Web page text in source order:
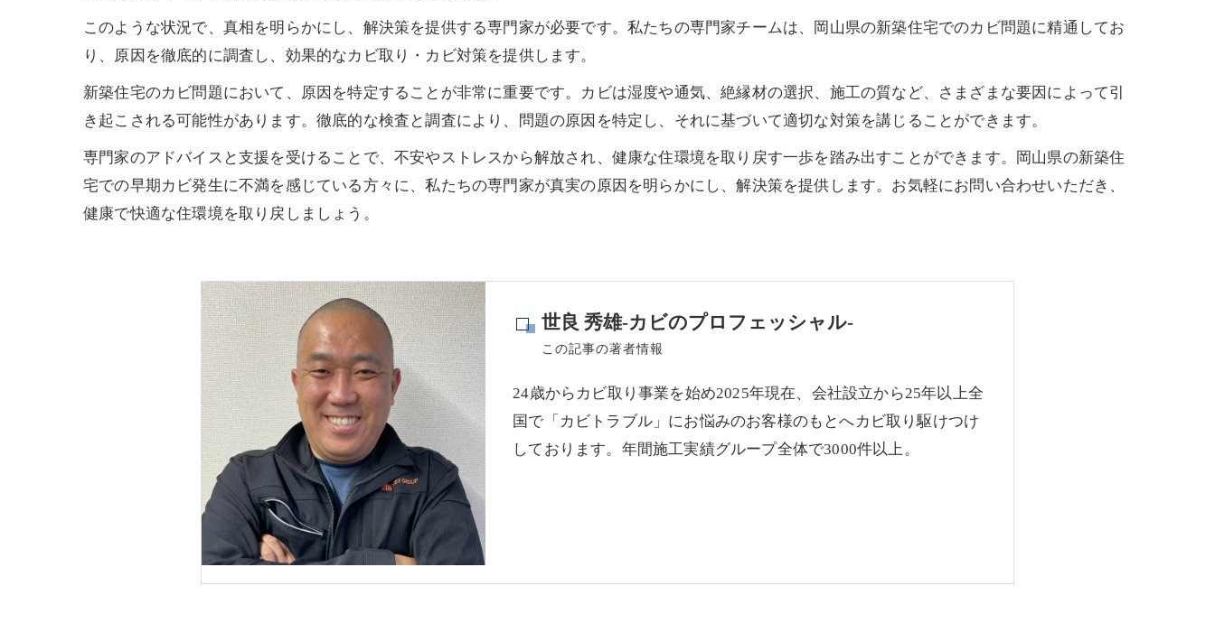
このような状況で、真相を明らかにし、解決策を提供する専門家が必要です。私たちの専門家チームは、岡山県の新築住宅でのカビ問題に精通してお
り、原因を徹底的に調査し、効果的なカビ取り・カビ対策を提供します。
新築住宅のカビ問題において、原因を特定することが非常に重要です。カビは湿度や通気、絶縁材の選択、施工の質など、さまざまな要因によって引
き起こされる可能性があります。徹底的な検査と調査により、問題の原因を特定し、それに基づいて適切な対策を講じることができます。
専門家のアドバイスと支援を受けることで、不安やストレスから解放され、健康な住環境を取り戻す一歩を踏み出すことができます。岡山県の新築住
宅での早期カビ発生に不満を感じている方々に、私たちの専門家が真実の原因を明らかにし、解決策を提供します。お気軽にお問い合わせいただき、
健康で快適な住環境を取り戻しましょう。
世良 秀雄-カビのプロフェッシャル-
この記事の著者情報
24歳からカビ取り事業を始め2025年現在、会社設立から25年以上全
国で「カビトラブル」にお悩みのお客様のもとへカビ取り駆けつけ
しております。年間施工実績グループ全体で3000件以上。